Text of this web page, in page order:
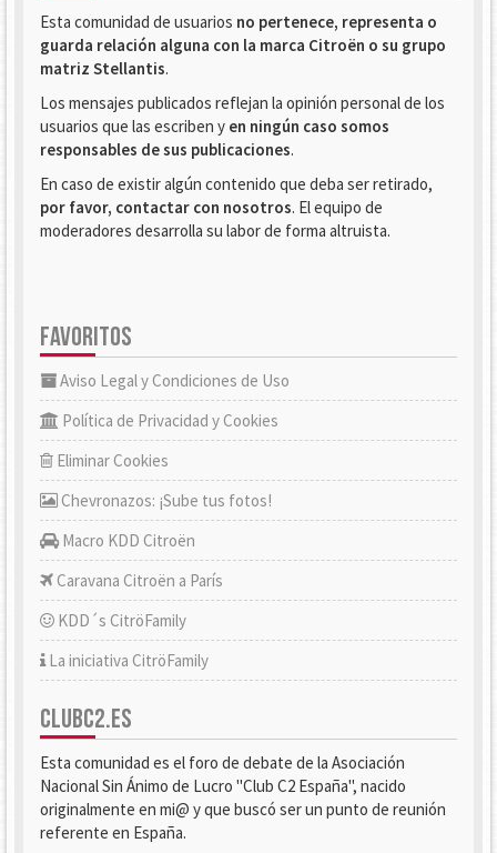
Esta comunidad de usuarios no pertenece, representa o
guarda relación alguna con la marca Citroën o su grupo
matriz Stellantis.
Los mensajes publicados reflejan la opinión personal de los
usuarios que las escriben y en ningún caso somos
responsables de sus publicaciones.
En caso de existir algún contenido que deba ser retirado,
por favor, contactar con nosotros. El equipo de
moderadores desarrolla su labor de forma altruista.
FAVORITOS
Aviso Legal y Condiciones de Uso
Política de Privacidad y Cookies
Eliminar Cookies
Chevronazos: ¡Sube tus fotos!
Macro KDD Citroën
Caravana Citroën a París
KDD´s CitröFamily
La iniciativa CitröFamily
CLUBC2.ES
Esta comunidad es el foro de debate de la Asociación
Nacional Sin Ánimo de Lucro "Club C2 España", nacido
originalmente en mi@ y que buscó ser un punto de reunión
referente en España.